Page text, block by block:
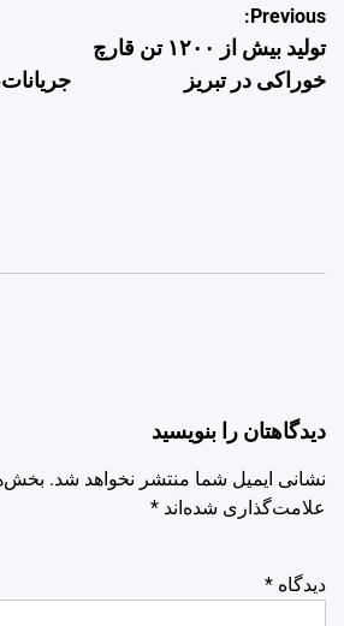
راهبری
نوشته
Previous:
تولید بیش از ۱۲۰۰ تن قارچ
خوراکی در تبریز
دیدگاهتان را بنویسید
نشانی ایمیل شما منتشر نخواهد شد.
علامت‌گذاری شده‌اند *
دیدگاه *